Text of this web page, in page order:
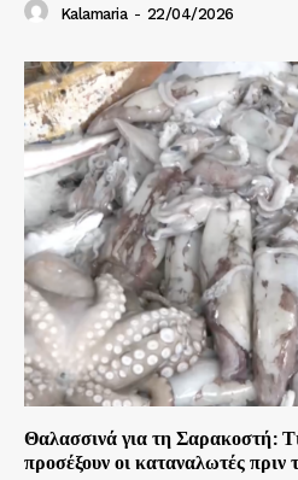
Kalamaria - 22/04/2026
Θαλασσινά για τη Σαρακοστή:
προσέξουν οι καταναλωτές πριν